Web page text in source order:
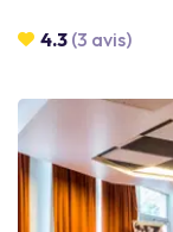
équipées vous
d'évènement.
4.3 (3 avis)